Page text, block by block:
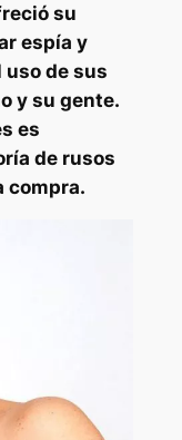
su
espía y
uso de sus
y su gente.
es
de rusos
compra.